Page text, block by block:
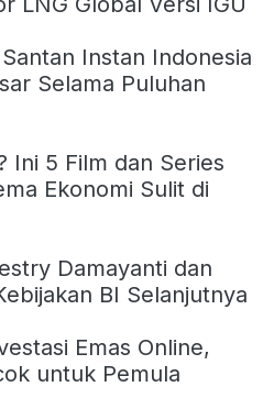
Instan Indonesia
Selama Puluhan
Ini 5 Film dan Series
Ekonomi Sulit di
Damayanti dan
BI Selanjutnya
Emas Online,
untuk Pemula